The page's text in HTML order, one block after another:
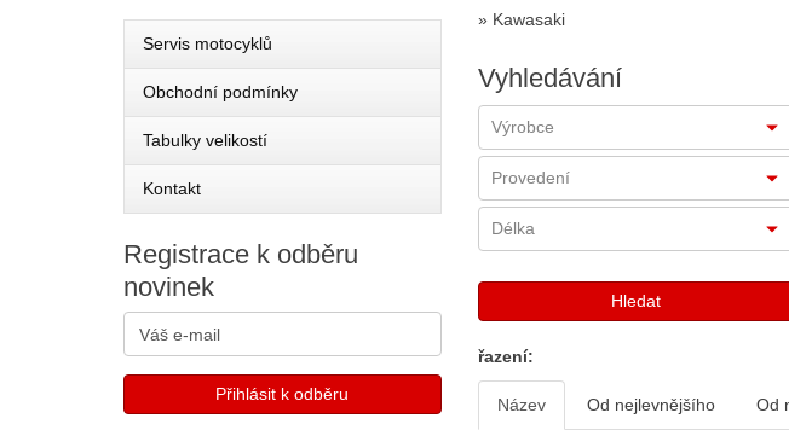
»Kawasaki
Vyhledávání
řazení:
Název Od nejlevnějšího Od
Servis motocyklů
Obchodní podmínky
Tabulky velikostí
Kontakt
Registrace k odběru
novinek